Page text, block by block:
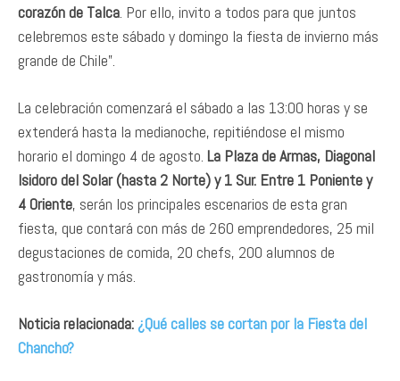
corazón de Talca . Por ello, invito a todos para que juntos
celebremos este sábado y domingo la fiesta de invierno más
grande de Chile”.
La celebración comenzará el sábado a las 13:00 horas y se
extenderá hasta la medianoche, repitiéndose el mismo
horario el domingo 4 de agosto. La Plaza de Armas, Diagonal
Isidoro del Solar (hasta 2 Norte) y 1 Sur. Entre 1 Poniente y
4 Oriente, serán los principales escenarios de esta gran
fiesta, que contará con más de 260 emprendedores, 25 mil
degustaciones de comida, 20 chefs, 200 alumnos de
gastronomía y más.
Noticia relacionada: ¿Qué calles se cortan por la Fiesta del
Chancho?